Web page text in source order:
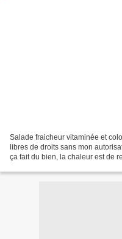
Salade fraicheur vitaminée et
libres de droits sans mon
ça fait du bien, la chaleur est de